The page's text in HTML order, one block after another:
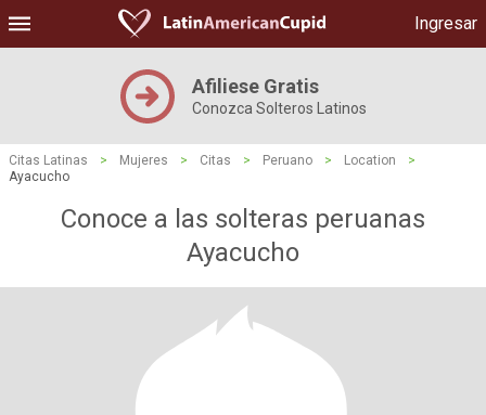
Ingresar
Afiliese Gratis
Conozca Solteros Latinos
Citas Latinas > Mujeres > Citas > Peruano > Location
>
Ayacucho
Conoce a las solteras peruanas
Ayacucho